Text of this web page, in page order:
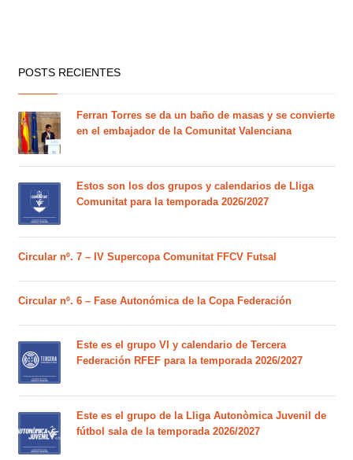
POSTS RECIENTES
Ferran Torres se da un baño de masas y se convierte
en el embajador de la Comunitat Valenciana
Estos son los dos grupos y calendarios de Lliga
Comunitat para la temporada 2026/2027
Circular nº. 7 – IV Supercopa Comunitat FFCV Futsal
Circular nº. 6 – Fase Autonómica de la Copa Federación
Este es el grupo VI y calendario de Tercera
Federación RFEF para la temporada 2026/2027
Este es el grupo de la Lliga Autonòmica Juvenil de
fútbol sala de la temporada 2026/2027